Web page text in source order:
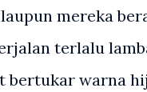
mereka
terlalu
bertukar warna